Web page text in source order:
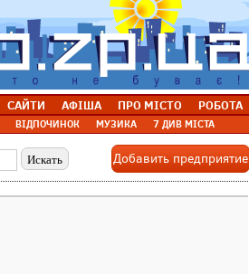
САЙТИ АФІША ПРО МІСТО РОБОТА
ВІДПОЧИНОК МУЗИКА 7 ДИВ МІСТА
Добавить предприятие